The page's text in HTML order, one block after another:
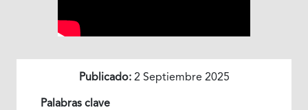
Publicado:2 Septiembre 2025
Palabras clave